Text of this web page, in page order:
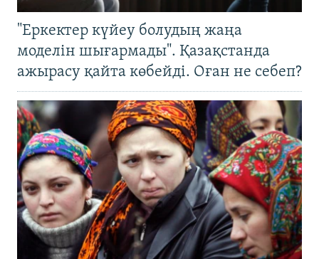
"Еркектер күйеу болудың жаңа
моделін шығармады". Қазақстанда
ажырасу қайта көбейді. Оған не себеп?